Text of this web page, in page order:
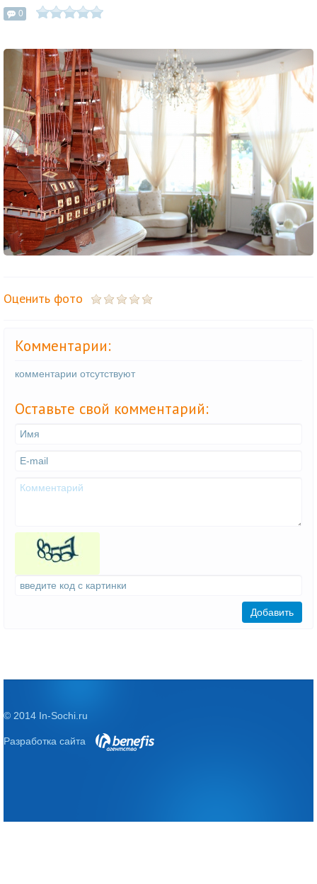
0
Оценить фото
Комментарии:
комментарии отсутствуют
Оставьте свой комментарий:
Добавить
© 2014 In-Sochi.ru
Разработка сайта